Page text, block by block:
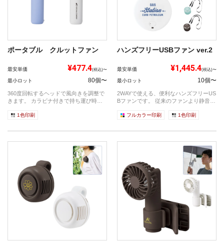
ポータブル クルットファン
最安単価 ¥477.4(税込)〜
最小ロット 80個〜
360度回転するヘッドで風向きを調整で
きます。 カラビナ付きで持ち運び時に
1色印刷
ハンズフリーUSBファン ver.2
最安単価 ¥1,445.4(税込)〜
最小ロット 10個〜
2WAYで使える、便利なハンズフリーUS
Bファンです。 従来のファンより静音
フルカラー印刷 1色印刷